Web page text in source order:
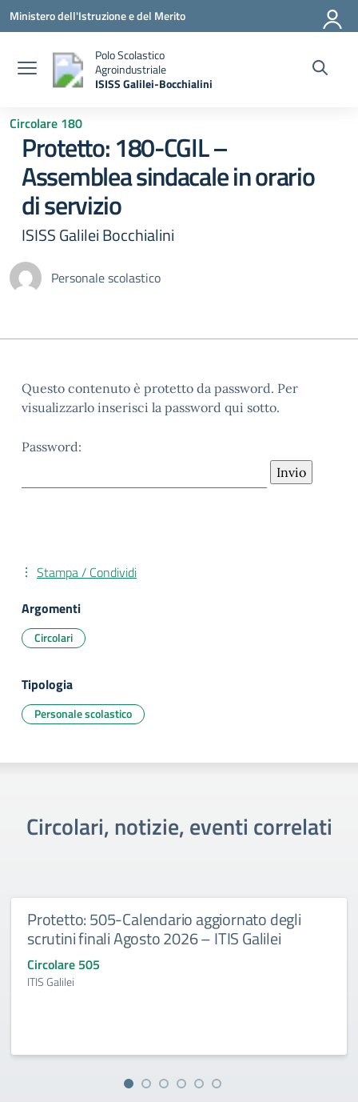
Vai ai contenuti
Vai al menu di navigazione
Vai al footer
Ministero dell'Istruzione e del Merito
Polo Scolastico
Agroindustriale
ISISS Galilei-Bocchialini
Circolare 180
Protetto: 180-CGIL –
Assemblea sindacale in orario
di servizio
ISISS Galilei Bocchialini
Personale scolastico
Questo contenuto è protetto da password. Per
visualizzarlo inserisci la password qui sotto.
Password:
Stampa / Condividi
Argomenti
Circolari
Tipologia
Personale scolastico
Circolari, notizie, eventi correlati
Protetto: 505-Calendario aggiornato degli
scrutini finali Agosto 2026 – ITIS Galilei
Circolare 505
ITIS Galilei